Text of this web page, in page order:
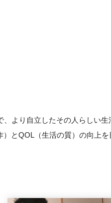
より自立したその人らしい
とQOL（生活の質）の向上を